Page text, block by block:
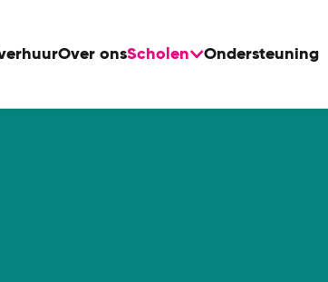
Over onsScholen Ondersteuning